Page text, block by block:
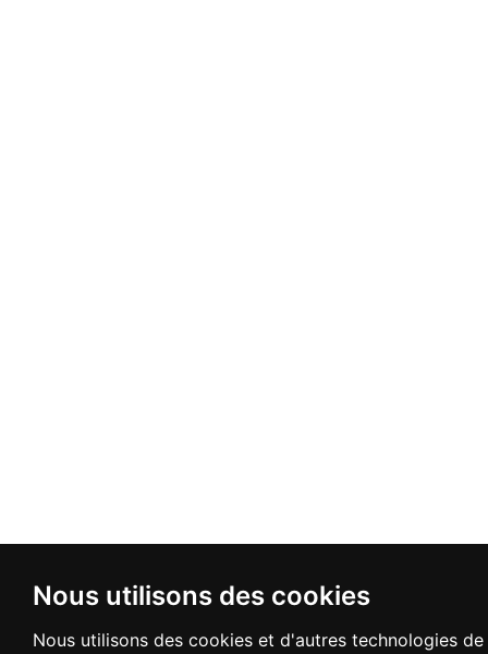
Nous utilisons des cookies
Nous utilisons des cookies et d'autres technologies